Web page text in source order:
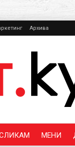
Архива
МЕНИ